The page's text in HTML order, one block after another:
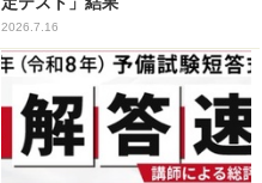
2026.7.16